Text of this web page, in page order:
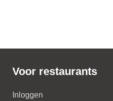
Voor restaurants
Inloggen